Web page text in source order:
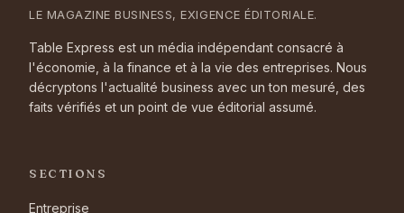
LE MAGAZINE BUSINESS, EXIGENCE ÉDITORIALE.
Table Express est un média indépendant consacré à
l'économie, à la finance et à la vie des entreprises. Nous
décryptons l'actualité business avec un ton mesuré, des
faits vérifiés et un point de vue éditorial assumé.
SECTIONS
Entreprise